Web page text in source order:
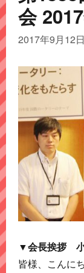
会
2017年9月12日
▼会長挨拶
皆様、こんにち